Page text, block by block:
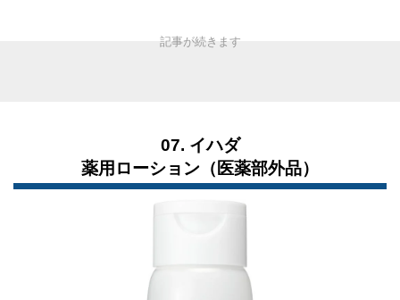
07. イハダ
薬用ローション（医薬部外品）